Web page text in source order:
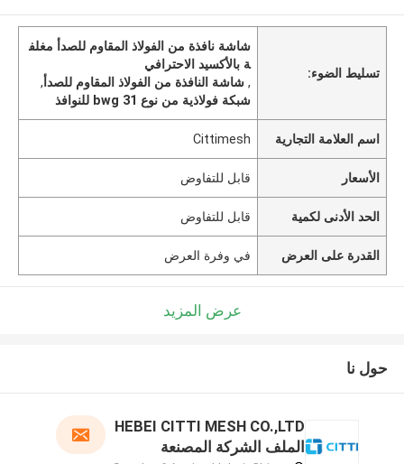
تسليط الضوء:
شاشة نافذة من الفولاذ المقاوم للصدأ مغلف
ة بالأكسيد الاحترافي
,شاشة النافذة من الفولاذ المقاوم للصدأ,
شبكة فولاذية من نوع bwg 31 للنوافذ
اسم العلامة التجارية Cittimesh
الأسعار قابل للتفاوض
الحد الأدنى لكمية قابل للتفاوض
القدرة على العرض في وفرة العرض
عرض المزيد
حول نا
HEBEI CITTI MESH CO.,LTD
الملف الشركة المصنعة